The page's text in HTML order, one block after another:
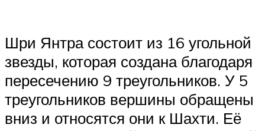
Шри Янтра состоит из 16 угольной
звезды, которая создана благодаря
пересечению 9 треугольников. У 5
треугольников вершины обращены
вниз и относятся они к Шахти. Её